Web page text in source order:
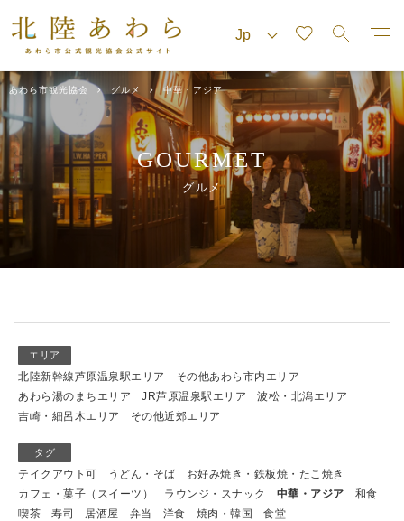
あわら市観光協会 グルメ 中華・アジア
GOURMET
グルメ
エリア
北陸新幹線芦原温泉駅エリア
その他あわら市内エリア
あわら湯のまちエリア
JR芦原温泉駅エリア
波松・北潟エリア
吉崎・細呂木エリア
その他近郊エリア
タグ
テイクアウト可 うどん・そば
お好み焼き・鉄板焼・たこ焼き
カフェ・菓子（スイーツ）
ラウンジ・スナック 中華・アジア
和食
喫茶
寿司 居酒屋 弁当 洋食 焼肉・韓国 食堂